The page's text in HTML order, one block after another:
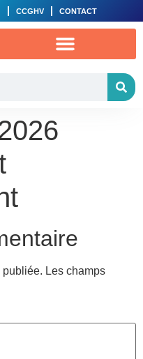
CCGHV CONTACT
publiée. Les champs